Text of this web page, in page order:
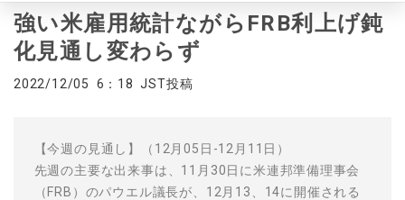
はじめに
安全性
取引商品
取引条件
スプレッド・手数料
口座の種類
口座開設
プラットフォーム
強い米雇用統計ながらFRB利上げ鈍
化見通し変わらず
2022/12/05 6：18 JST投稿
【今週の見通し】（12月05日-12月11日）
先週の主要な出来事は、11月30日に米連邦準備理事会
（FRB）のパウエル議長が、12月13、14に開催される